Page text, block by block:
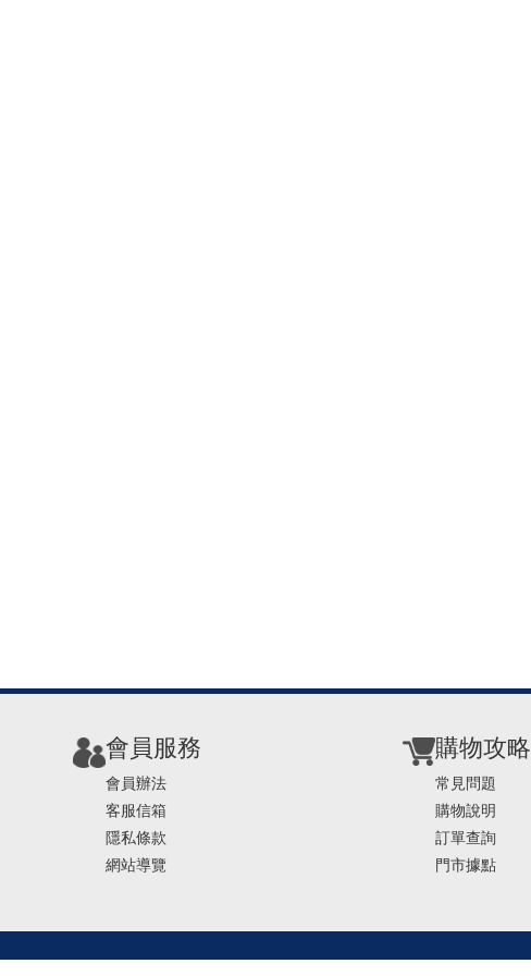
會員服務
會員辦法
客服信箱
隱私條款
網站導覽
購物攻略
常見問題
購物說明
訂單查詢
門市據點